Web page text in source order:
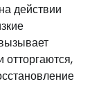
действии
отторгаются,